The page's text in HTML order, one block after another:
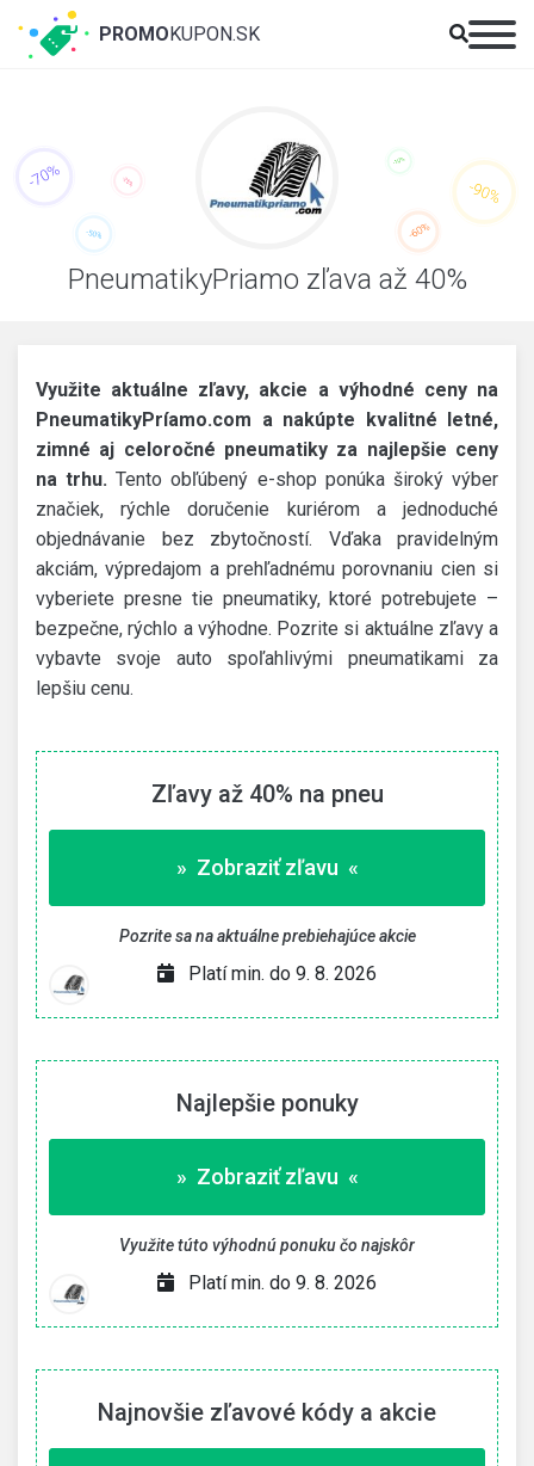
PneumatikyPriamo zľava až 40%
Využite aktuálne zľavy, akcie a výhodné ceny na
PneumatikyPríamo.com a nakúpte kvalitné letné,
zimné aj celoročné pneumatiky za najlepšie ceny
na trhu.Tento obľúbený e-shop ponúka široký výber
značiek, rýchle doručenie kuriérom a jednoduché
objednávanie bez zbytočností. Vďaka pravidelným
akciám, výpredajom a prehľadnému porovnaniu cien si
vyberiete presne tie pneumatiky, ktoré potrebujete –
bezpečne, rýchlo a výhodne. Pozrite si aktuálne zľavy a
vybavte svoje auto spoľahlivými pneumatikami za
lepšiu cenu.
Zľavy až 40% na pneu
» Zobraziť zľavu «
Pozrite sa na aktuálne prebiehajúce akcie
Platí min. do 9. 8. 2026
Najlepšie ponuky
» Zobraziť zľavu «
Využite túto výhodnú ponuku čo najskôr
Platí min. do 9. 8. 2026
Najnovšie zľavové kódy a akcie
PROMOKUPON.SK